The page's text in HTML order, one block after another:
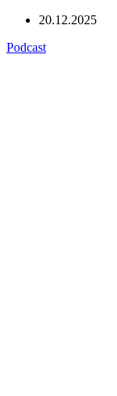
20.12.2025
Podcast